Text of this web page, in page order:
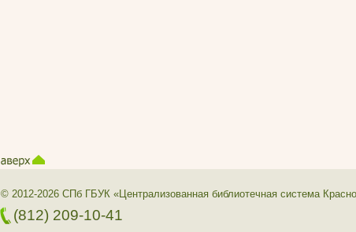
© 2012-2026 СПб ГБУК «Централизованная библиотечная система
(812) 209-10-41